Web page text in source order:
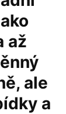
až
ale
a